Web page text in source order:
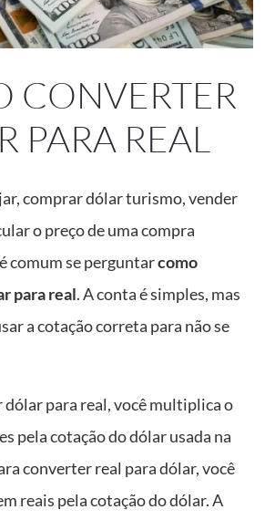
CONVERTER
PARA REAL
comprar dólar turismo, vender
o preço de uma compra
comum se perguntarcomo
para real. A conta é simples, mas
a cotação correta para não se
dólar para real, você multiplica o
pela cotação do dólar usada na
converter real para dólar, você
reais pela cotação do dólar. A